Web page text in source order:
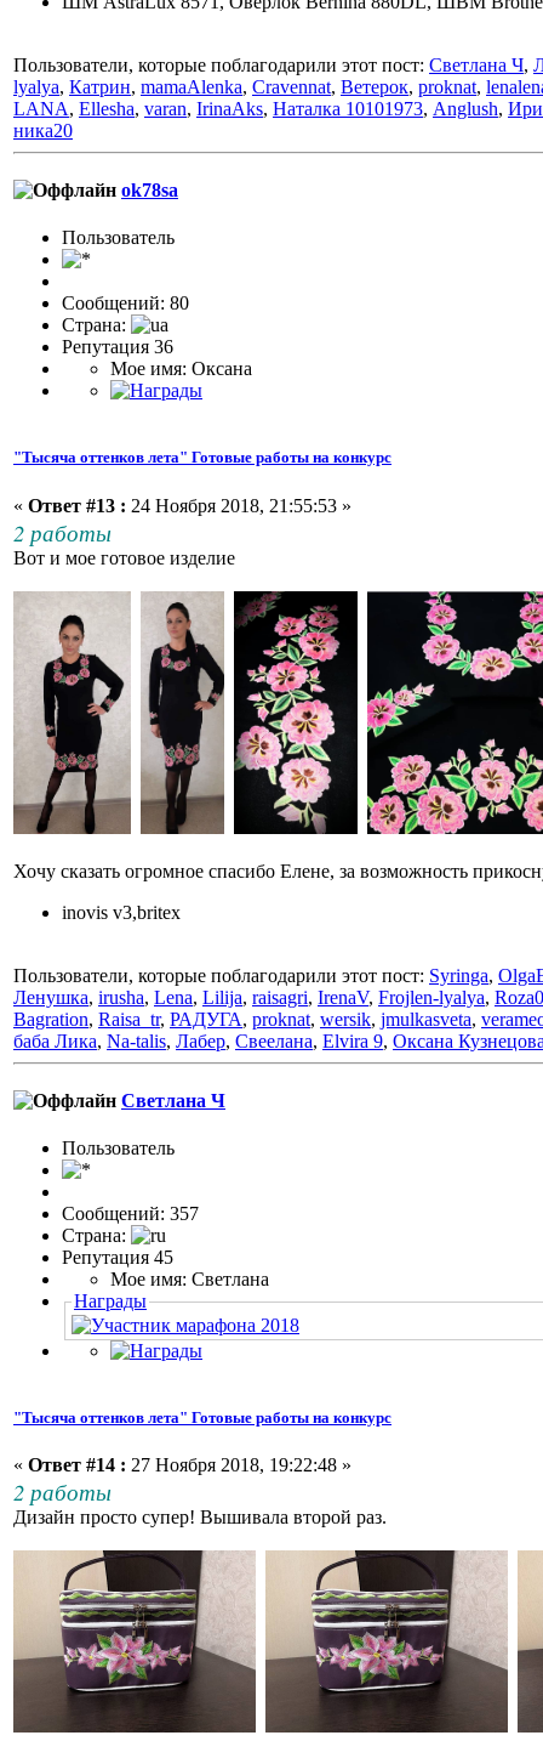
Пользователи, которые поблагодарили этот пост: Светлана Ч,
lyalya, Катрин, mamaAlenka, Cravennat, Ветерок, proknat,
LANA, Ellesha, varan, IrinaAks, Наталка 10101973, Anglush,
ника20
ok78sa
Пользовaтeль
Сообщений: 80
Страна:
Репутация 36
Мое имя: Оксана
"Тысяча оттенков лета" Готовые работы на конкурс
« Ответ #13 : 24 Ноября 2018, 21:55:53 »
2 работы
Вот и мое готовое изделие
Хочу сказать огромное спасибо Елене, за возможность
inovis v3,britex
Пользователи, которые поблагодарили этот пост: Syringa,
Ленушка, irusha, Lena, Lilija, raisagri, IrenaV, Frojlen-lyalya,
Bagration, Raisa_tr, РАДУГА, proknat, wersik, jmulkasveta,
баба Лика, Na-talis, Лабер, Свеелана, Elvira 9, Оксана
Светлана Ч
Пользовaтeль
Сообщений: 357
Страна:
Репутация 45
Мое имя: Светлана
Награды
"Тысяча оттенков лета" Готовые работы на конкурс
« Ответ #14 : 27 Ноября 2018, 19:22:48 »
2 работы
Дизайн просто супер! Вышивала второй раз.